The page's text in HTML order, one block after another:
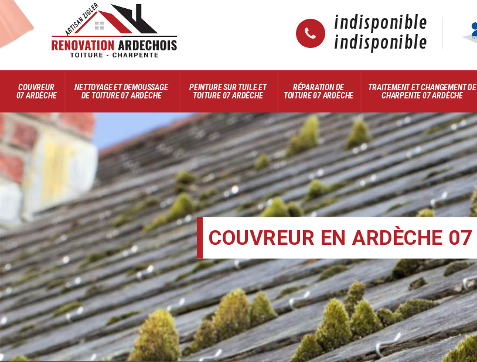
indisponible
indisponible
COUVREUR
07 ARDÈCHE
NETTOYAGE ET DEMOUSSAGE
DE TOITURE 07 ARDÈCHE
PEINTURE SUR TUILE ET
TOITURE 07 ARDÈCHE
RÉPARATION DE
TOITURE 07 ARDÈCHE
TRAITEMENT ET CHANGEMENT DE
CHARPENTE 07 ARDÈCHE
COUVREUR EN ARDÈCHE 07